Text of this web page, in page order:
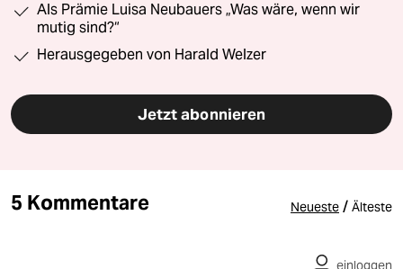
Als Prämie Luisa Neubauers „Was wäre, wenn wir
mutig sind?“
Herausgegeben von Harald Welzer
Jetzt abonnieren
5 Kommentare Neueste / Älteste